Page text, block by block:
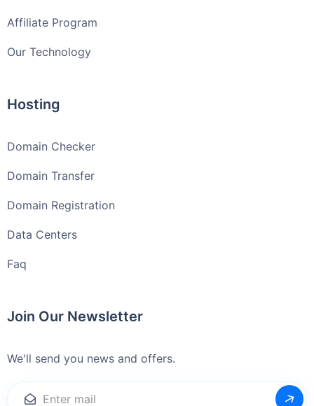
Affiliate Program
Our Technology
Hosting
Domain Checker
Domain Transfer
Domain Registration
Data Centers
Faq
Join Our Newsletter
We'll send you news and offers.